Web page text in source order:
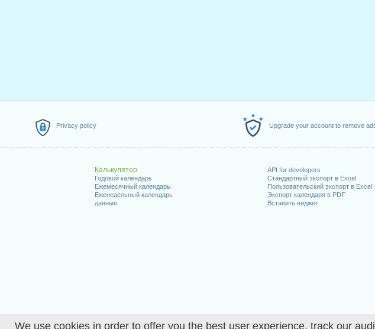
We use cookies in order to offer you the best user experience, track our
Privacy policy Upgrade your account to remove
Калькулятор
Годовой календарь
Ежемесячный календарь
Еженедельный календарь
данные
API for developers
Стандартный экспорт в Excel
Пользовательский экспорт в Excel
Экспорт календаря в PDF
Вставить виджет